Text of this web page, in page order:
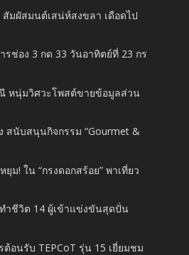
สัมผัสมนต์เสน่ห์สงขลา เดือดไป
รช่อง 3 กด 33 วันอาทิตย์ที่ 23 กร
หนุ่มวิศวะโพสต์ขายข้อมูลส่วน
สนับสนุนกิจกรรม “Gourmet &
ม! ใน “กรงดอกสร้อย” พาเที่ยว
ทำชีวิต 14 ผู้เข้าแข่งขันสุดปั่น
ต้อนรับ TEPCoT รุ่น 15 เยี่ยมชม